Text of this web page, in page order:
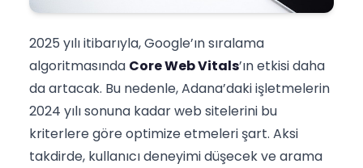
2025 yılı itibarıyla, Google’ın sıralama
algoritmasında Core Web Vitals’ın etkisi daha
da artacak. Bu nedenle, Adana’daki işletmelerin
2024 yılı sonuna kadar web sitelerini bu
kriterlere göre optimize etmeleri şart. Aksi
takdirde, kullanıcı deneyimi düşecek ve arama